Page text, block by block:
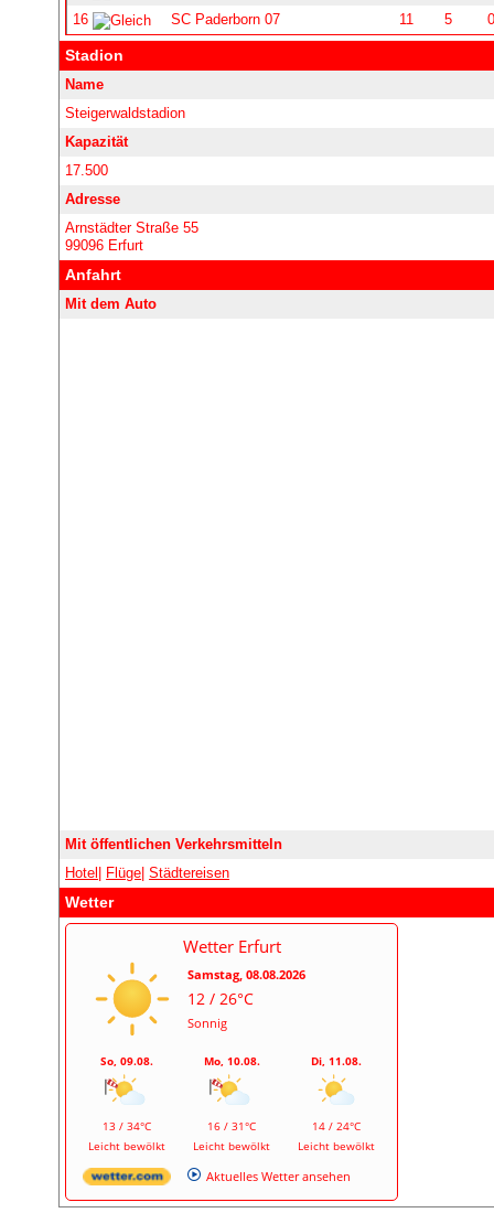
Stadion
Name
Steigerwaldstadion
Kapazität
17.500
Adresse
Arnstädter Straße 55
99096 Erfurt
Anfahrt
Mit dem Auto
Mit öffentlichen Verkehrsmitteln
Hotel
Flüge |Städtereisen
Wetter
Wetter Erfurt
Samstag, 08.08.2026
12 / 26°C
Sonnig
So, 09.08.
13 / 34°C
Leicht bewölkt
Mo, 10.08.
16 / 31°C
Leicht bewölkt
Di, 11.08.
14 / 24°C
Leicht bewölkt
Aktuelles Wetter ansehen